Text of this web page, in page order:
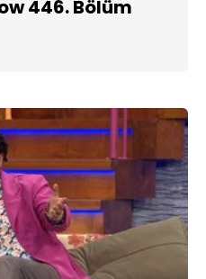
446. Bölüm